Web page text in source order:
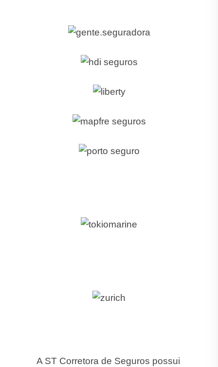
A ST Corretora de Seguros possui